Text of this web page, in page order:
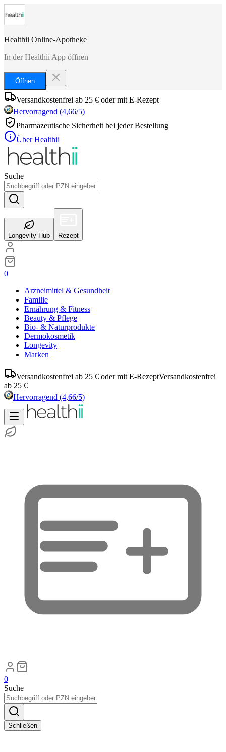
Healthii Online-Apotheke
In der Healthii App öffnen
Öffnen
Versandkostenfrei ab 25 € oder mit E-Rezept
Hervorragend (4,66/5)
Pharmazeutische Sicherheit bei jeder Bestellung
Über Healthii
Suche
Longevity Hub Rezept
0
Arzneimittel & Gesundheit
Familie
Ernährung & Fitness
Beauty & Pflege
Bio- & Naturprodukte
Dermokosmetik
Longevity
Marken
Versandkostenfrei ab 25 € oder mit E-RezeptVersandkostenfrei
ab 25 €
Hervorragend (4,66/5)
0
Suche
Schließen